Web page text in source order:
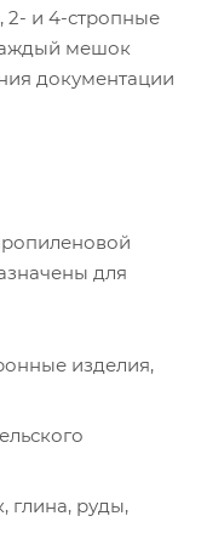
2- и 4-стропные
мешок
документации
для
изделия,
глина, руды,